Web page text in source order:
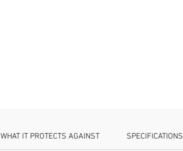
WHAT IT PROTECTS AGAINST SPECIFICATIONS